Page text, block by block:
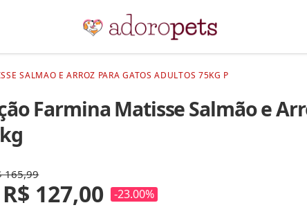
SALMAO E ARROZ PARA GATOS ADULTOS 75KG P
Farmina Matisse Salmão e
165,99
R$ 127,00 -23.00%